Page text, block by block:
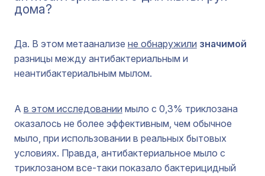
дома?
Да. В этом метаанализе не обнаружили значимой
разницы между антибактериальным и
неантибактериальным мылом.
А в этом исследовании мыло с 0,3% триклозана
оказалось не более эффективным, чем обычное
мыло, при использовании в реальных бытовых
условиях. Правда, антибактериальное мыло с
триклозаном все-таки показало бактерицидный